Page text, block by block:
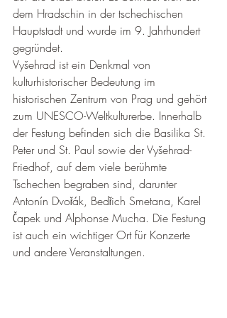
dem Hradschin in der tschechischen
Hauptstadt und wurde im 9. Jahrhundert
gegründet.
Vyšehrad ist ein Denkmal von
kulturhistorischer Bedeutung im
historischen Zentrum von Prag und gehört
zum UNESCO-Weltkulturerbe. Innerhalb
der Festung befinden sich die Basilika St.
Peter und St. Paul sowie der Vyšehrad-
Friedhof, auf dem viele berühmte
Tschechen begraben sind, darunter
Antonín Dvořák, Bedřich Smetana, Karel
Čapek und Alphonse Mucha. Die Festung
ist auch ein wichtiger Ort für Konzerte
und andere Veranstaltungen.